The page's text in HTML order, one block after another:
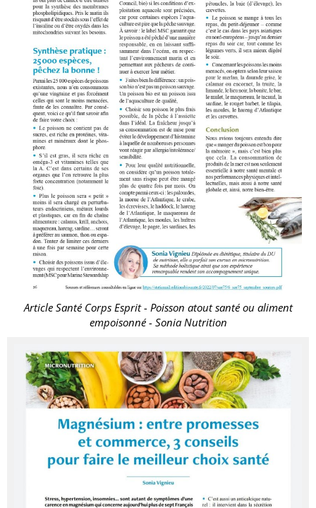
Article Santé Corps Esprit - Poisson atout santé ou aliment
empoisonné - Sonia Nutrition